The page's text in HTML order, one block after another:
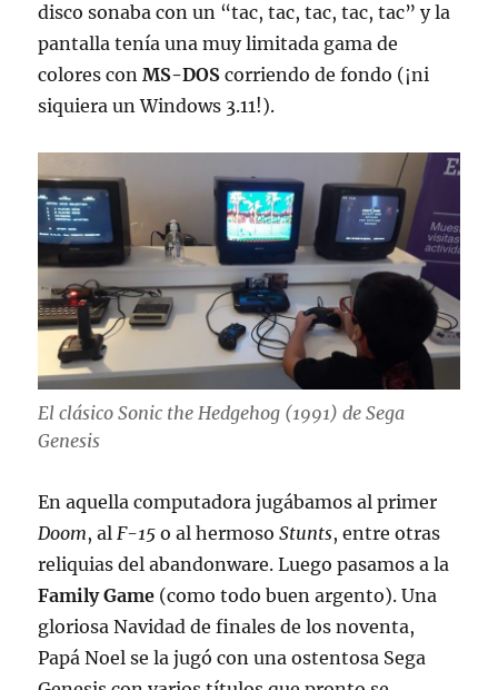
disco sonaba con un “tac, tac, tac, tac, tac” y la
pantalla tenía una muy limitada gama de
colores conMS-DOS corriendo de fondo (¡ni
siquiera un Windows 3.11!).
El clásico Sonic the Hedgehog (1991) de Sega
Genesis
En aquella computadora jugábamos al primer
Doom, al F-15 o al hermosoStunts, entre otras
reliquias del abandonware. Luego pasamos a la
Family Game (como todo buen argento). Una
gloriosa Navidad de finales de los noventa,
Papá Noel se la jugó con una ostentosa Sega